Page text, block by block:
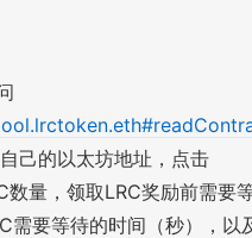
己的以太坊地址，点击
量，领取LRC奖励前需要
需要等待的时间（秒），以